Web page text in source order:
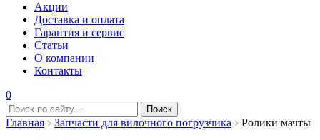
Акции
Доставка и оплата
Гарантия и сервис
Статьи
О компании
Контакты
0
Главная Запчасти для вилочного погрузчика
Ролики мачты